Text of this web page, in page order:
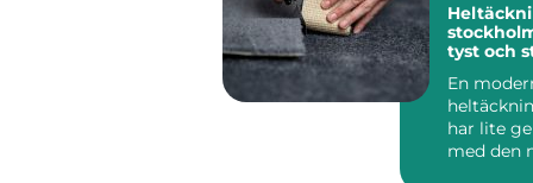
stockholm
tyst och
En
har lite
med den